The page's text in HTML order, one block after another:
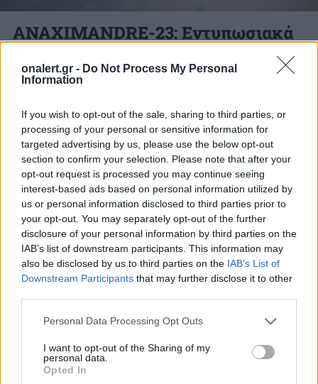
onalert.gr - Do Not Process My Personal
Information
If you wish to opt-out of the sale, sharing to third parties, or
processing of your personal or sensitive information for
targeted advertising by us, please use the below opt-out
section to confirm your selection. Please note that after your
opt-out request is processed you may continue seeing
interest-based ads based on personal information utilized by
us or personal information disclosed to third parties prior to
your opt-out. You may separately opt-out of the further
disclosure of your personal information by third parties on the
IAB’s list of downstream participants. This information may
also be disclosed by us to third parties on the IAB’s List of
Downstream Participants that may further disclose it to other
Personal Data Processing Opt Outs
I want to opt-out of the Sharing of my
personal data.
Opted In
ANAXIMANDRE-23: Εντυπωσιακά
άσκηση Ελλάδας – Γαλλίας [pics]
Την Τετάρτη 05 Απριλίου 2023, οι Ένοπλες
Δυνάμεις (ΕΔ) συμμετείχαν στην Άσκηση που
διοργανώθηκε από τις Γαλλικές ΕΔ με την...
7 ΑΠΡ. 2023, 10:27